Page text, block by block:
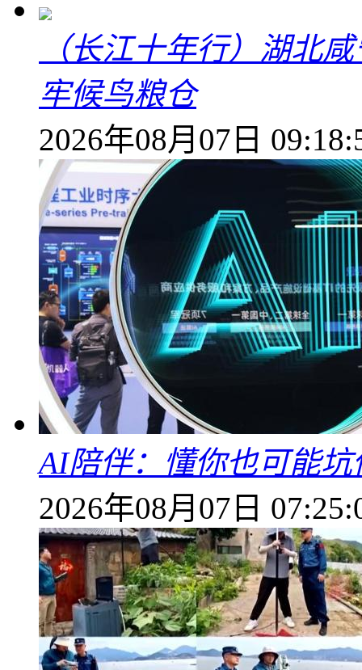
（长江十年行）湖北
牢候鸟粮仓
2026年08月07日
AI陪伴：懂你也可能坑
2026年08月07日